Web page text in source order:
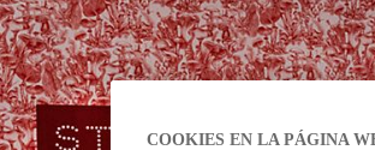
COOKIES EN LA PÁGINA